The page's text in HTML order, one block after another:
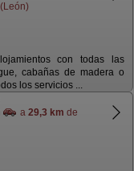
con todas las
cabañas de madera o
los servicios ...
a 29,3 km de